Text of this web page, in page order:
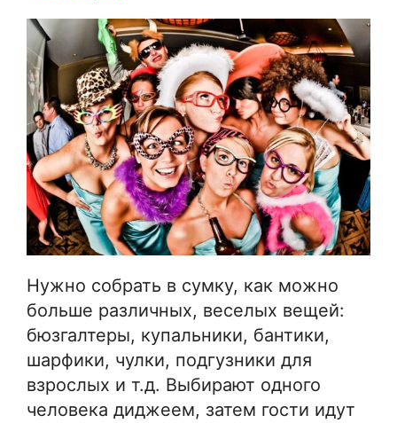
Нужно собрать в сумку, как можно
больше различных, веселых вещей:
бюзгалтеры, купальники, бантики,
шарфики, чулки, подгузники для
взрослых и т.д. Выбирают одного
человека диджеем, затем гости идут